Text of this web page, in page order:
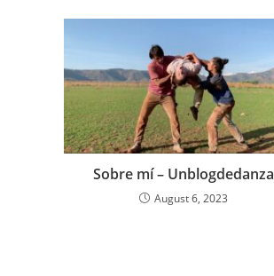
Sobre mí – Unblogdedanza
August 6, 2023